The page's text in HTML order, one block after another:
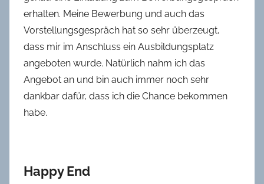
erhalten. Meine Bewerbung und auch das
Vorstellungsgespräch hat so sehr überzeugt,
dass mir im Anschluss ein Ausbildungsplatz
angeboten wurde. Natürlich nahm ich das
Angebot an und bin auch immer noch sehr
dankbar dafür, dass ich die Chance bekommen
habe.
Happy End